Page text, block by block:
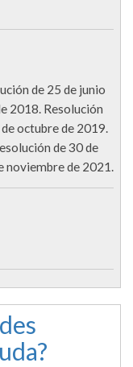
de 25 de junio
2018. Resolución
octubre de 2019.
de 30 de
noviembre de 2021.